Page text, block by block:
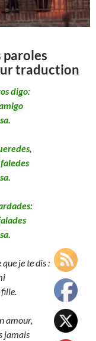
paroles
traduction
digo:
je te dis :
amour,
jamais